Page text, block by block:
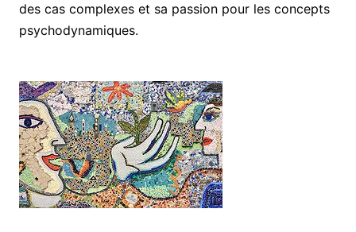
des cas complexes et sa passion pour les concepts
psychodynamiques.